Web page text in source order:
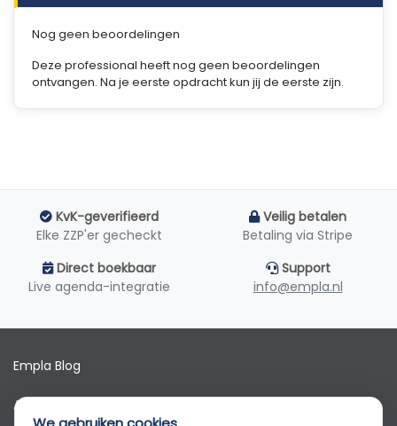
Nog geen beoordelingen
Deze professional heeft nog geen beoordelingen
ontvangen. Na je eerste opdracht kun jij de eerste zijn.
KvK-geverifieerd
Elke ZZP'er gecheckt
Veilig betalen
Betaling via Stripe
Direct boekbaar
Live agenda-integratie
Support
info@empla.nl
Empla Blog
Algemene voorwaarden